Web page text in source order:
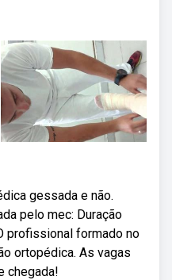
gessada e não.
pelo mec: Duração
profissional formado no
ortopédica. As vagas
chegada!